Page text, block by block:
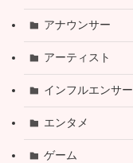
アナウンサー
アーティスト
インフルエンサー
エンタメ
ゲーム